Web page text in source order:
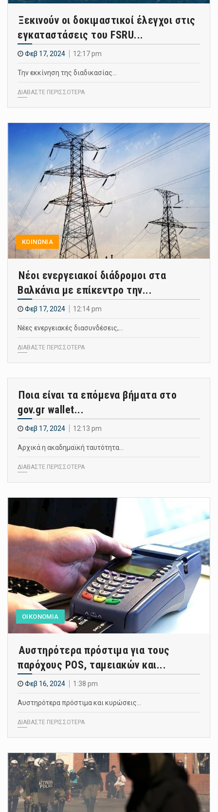
Ξεκινούν οι δοκιμαστικοί έλεγχοι στις
εγκαταστάσεις του FSRU...
Φεβ 17, 2024 12:17 pm
Την εκκίνηση της διαδικασίας…
ΔΙΑΒΑΣΤΕ ΠΕΡΙΣΣΟΤΕΡΑ
ΚΟΙΝΩΝΙΑ
Νέοι ενεργειακοί διάδρομοι στα
Βαλκάνια με επίκεντρο την...
Φεβ 17, 2024 12:14 pm
Νέες ενεργειακές διασυνδέσεις,…
ΔΙΑΒΑΣΤΕ ΠΕΡΙΣΣΟΤΕΡΑ
Ποια είναι τα επόμενα βήματα στο
gov.gr wallet...
Φεβ 17, 2024 12:13 pm
Αρχικά η ακαδημαϊκή ταυτότητα…
ΔΙΑΒΑΣΤΕ ΠΕΡΙΣΣΟΤΕΡΑ
ΟΙΚΟΝΟΜΙΑ
Αυστηρότερα πρόστιμα για τους
παρόχους POS, ταμειακών και...
Φεβ 16, 2024 1:38 pm
Αυστηρότερα πρόστιμα και κυρώσεις…
ΔΙΑΒΑΣΤΕ ΠΕΡΙΣΣΟΤΕΡΑ